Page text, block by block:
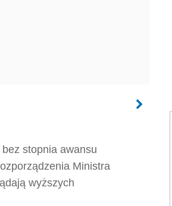
stopnia awansu
Ministra
wyższych